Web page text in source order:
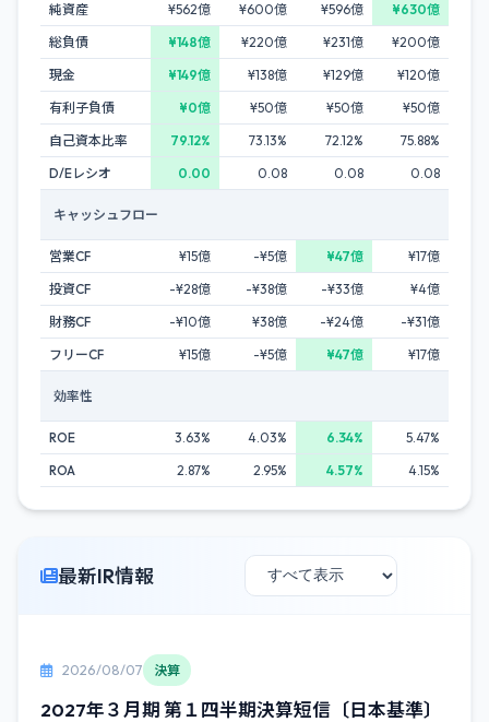
純資産
¥562億 ¥600億 ¥596億
¥630億
総負債
¥148億 ¥220億 ¥231億
¥200億
現金
¥149億 ¥138億 ¥129億
¥120億
有利子負債
¥0億 ¥50億 ¥50億
¥50億
自己資本比率
79.12% 73.13% 72.12%
75.88%
D/Eレシオ
0.00 0.08 0.08 0.08
キャッシュフロー
営業CF ¥15億 -¥5億 ¥47億
¥17億
投資CF
-¥28億 -¥38億 -¥33億
¥4億
財務CF
-¥10億 ¥38億 -¥24億
-¥31億
フリーCF
¥15億 -¥5億 ¥47億 ¥17億
効率性
ROE 3.63% 4.03% 6.34%
5.47%
ROA
2.87% 2.95% 4.57% 4.15%
最新IR情報
2026/08/07 決算
2027年３月期 第１四半期決算短信〔日本基準〕